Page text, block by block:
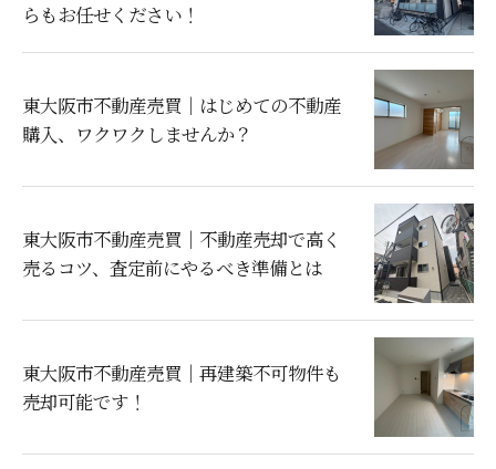
らもお任せください！
東大阪市不動産売買｜はじめての不動産
購入、ワクワクしませんか？
東大阪市不動産売買｜不動産売却で高く
売るコツ、査定前にやるべき準備とは
東大阪市不動産売買｜再建築不可物件も
売却可能です！